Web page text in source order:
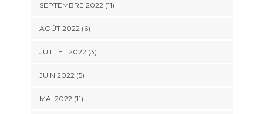
SEPTEMBRE 2022 (11)
AOÛT 2022 (6)
JUILLET 2022 (3)
JUIN 2022 (5)
MAI 2022 (11)